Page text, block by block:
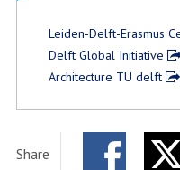
Leiden-Delft-Erasmus
Delft Global Initiative
Architecture TU delft
Share